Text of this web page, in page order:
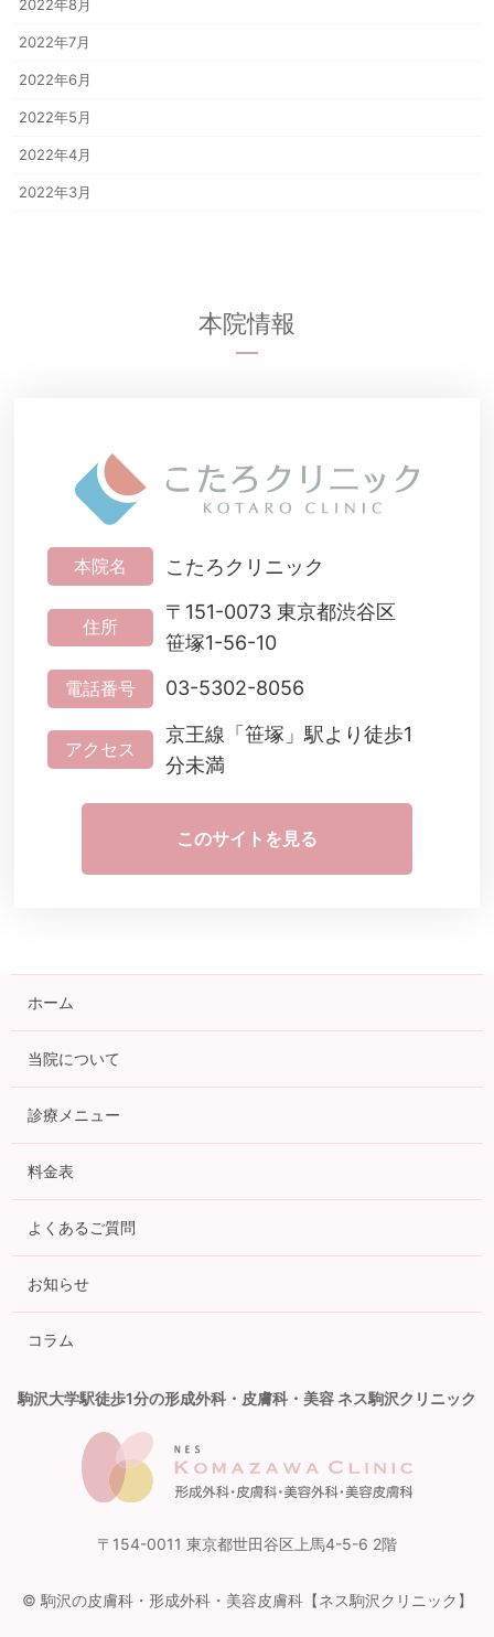
2022年8月
2022年7月
2022年6月
2022年5月
2022年4月
2022年3月
本院情報
本院名 こたろクリニック
住所
〒151-0073 東京都渋谷区
笹塚1-56-10
電話番号 03-5302-8056
アクセス
京王線「笹塚」駅より徒歩1
分未満
このサイトを見る
ホーム
当院について
診療メニュー
料金表
よくあるご質問
お知らせ
コラム
駒沢大学駅徒歩1分の形成外科・皮膚科・美容 ネス駒沢クリニック
〒154-0011 東京都世田谷区上馬4-5-6 2階
© 駒沢の皮膚科・形成外科・美容皮膚科【ネス駒沢クリニック】